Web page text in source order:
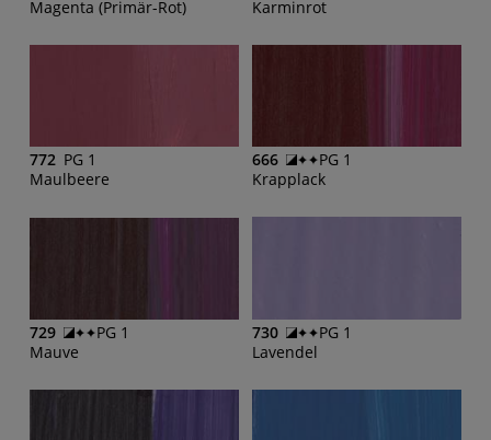
Magenta (Primär-Rot)
Karminrot
772 PG 1
Maulbeere
666
PG 1
Krapplack
729
PG 1
Mauve
730
PG 1
Lavendel